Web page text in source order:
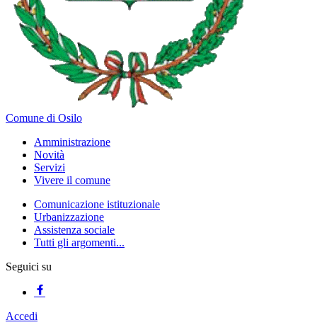
Comune di Osilo
Amministrazione
Novità
Servizi
Vivere il comune
Comunicazione istituzionale
Urbanizzazione
Assistenza sociale
Tutti gli argomenti...
Seguici su
Accedi